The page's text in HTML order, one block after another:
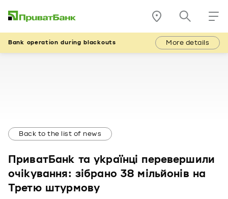
Bank operation during blackouts More details
Back to the list of news
ПриватБанк та українці перевершили
очікування: зібрано 38 мільйонів на
Третю штурмову